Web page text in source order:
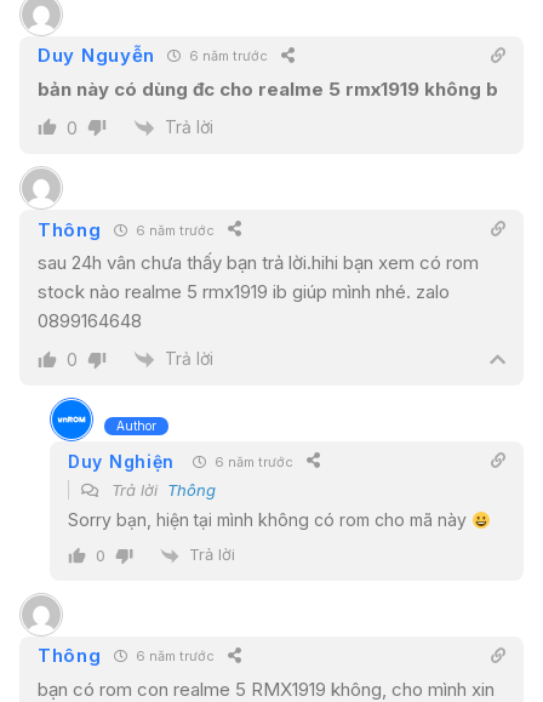
Duy Nguyễn 6 năm trước
bản này có dùng đc cho realme 5 rmx1919 không b
0 Trả lời
Thông 6 năm trước
sau 24h vân chưa thấy bạn trả lời.hihi bạn xem có rom
stock nào realme 5 rmx1919 ib giúp mình nhé. zalo
0899164648
0 Trả lời
Author
Duy Nghiện 6 năm trước
Trả lời Thông
Sorry bạn, hiện tại mình không có rom cho mã này
0 Trả lời
Thông 6 năm trước
bạn có rom con realme 5 RMX1919 không, cho mình xin